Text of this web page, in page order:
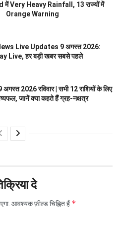
Very Heavy Rainfall, 13 राज्यों में
Orange Warning
Live Updates 9 अगस्त 2026:
Live, हर बड़ी खबर सबसे पहले
2026 रविवार | सभी 12 राशियों के लिए
जानें क्या कहते हैं ग्रह-नक्षत्र
दे
आवश्यक फ़ील्ड चिह्नित हैं*